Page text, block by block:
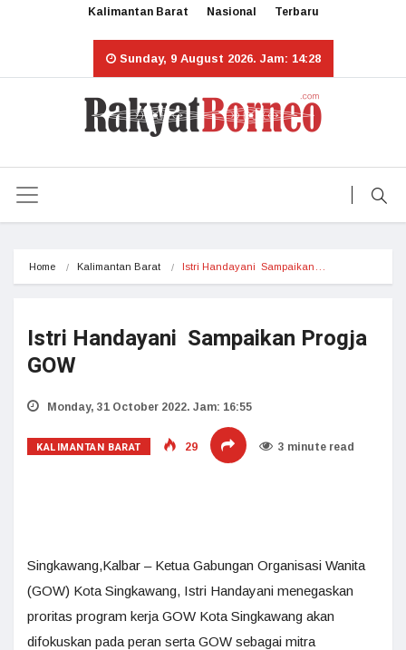
Kalimantan Barat Nasional Terbaru
Sunday, 9 August 2026. Jam: 14:28
Home Kalimantan Barat Istri Handayani  Sampaikan…
Istri Handayani Sampaikan Progja
GOW
Monday, 31 October 2022. Jam: 16:55
KALIMANTAN BARAT 29 3 minute read
Singkawang,Kalbar – Ketua Gabungan Organisasi Wanita
(GOW) Kota Singkawang, Istri Handayani menegaskan
proritas program kerja GOW Kota Singkawang akan
difokuskan pada peran serta GOW sebagai mitra